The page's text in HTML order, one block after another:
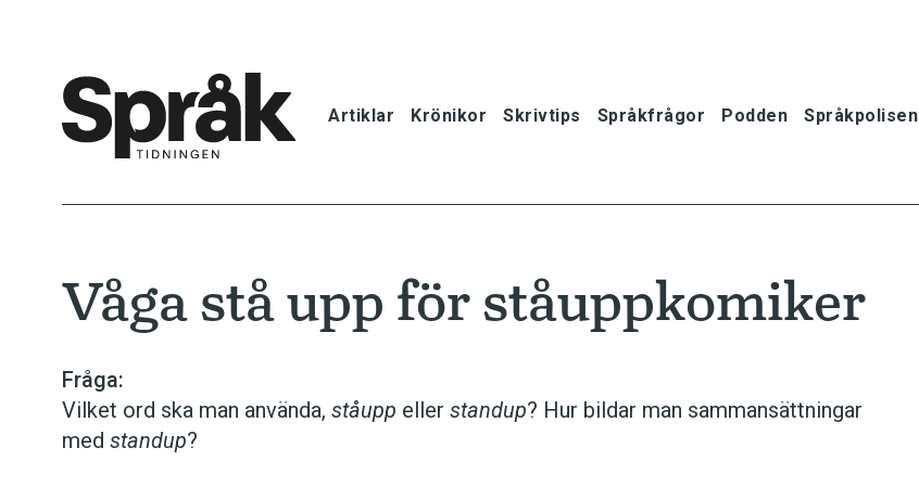
Artiklar Krönikor Skrivtips Språkfrågor Podden Språkpolisen
Krönikor
Skrivtips
Våga stå upp för ståuppkomiker
Fråga:
Vilket ord ska man använda, ståupp eller standup? Hur bildar man sammansättningar
med standup?